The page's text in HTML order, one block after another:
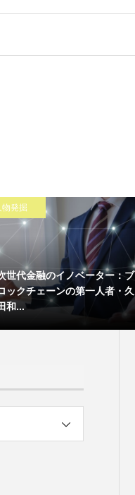
物発掘
世代金融のイノベーター：ブ
ックチェーンの第一人者・久
和...